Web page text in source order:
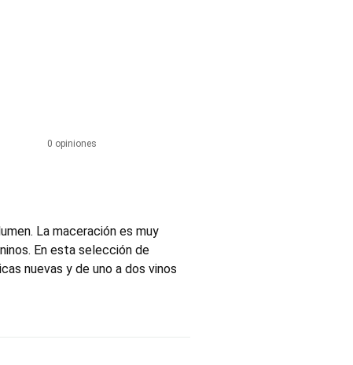
0 opiniones
La maceración es muy
En esta selección de
nuevas y de uno a dos vinos